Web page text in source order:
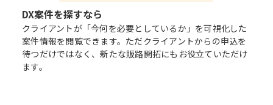
DX案件を探すなら
クライアントが「今何を必要としているか」を可視化した
案件情報を閲覧できます。ただクライアントからの申込を
待つだけではなく、新たな販路開拓にもお役立ていただけ
ます。